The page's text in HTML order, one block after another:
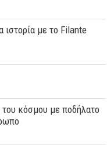
ιστορία με το Filante
του κόσμου με ποδήλατο